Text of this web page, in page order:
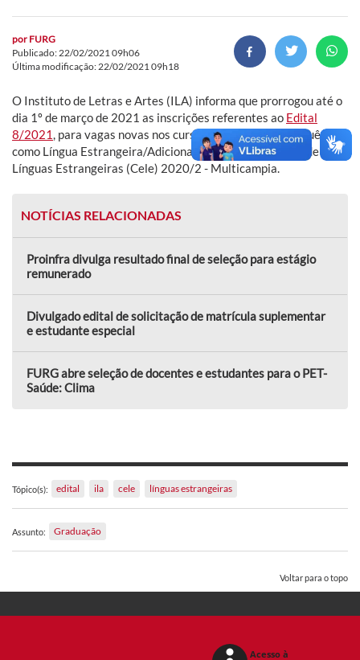
por FURG
Publicado: 22/02/2021 09h06
Última modificação: 22/02/2021 09h18
O Instituto de Letras e Artes (ILA) informa que prorrogou até o
dia 1º de março de 2021 as inscrições referentes ao Edital
8/2021 , para vagas novas nos cursos remotos de Português
como Língua Estrangeira/Adicional do Centro de Ensino de
Línguas Estrangeiras (Cele) 2020/2 - Multicampia.
NOTÍCIAS RELACIONADAS
Proinfra divulga resultado final de seleção para estágio
remunerado
Divulgado edital de solicitação de matrícula suplementar
e estudante especial
FURG abre seleção de docentes e estudantes para o PET-
Saúde: Clima
Tópico(s): edital ila cele línguas estrangeiras
Assunto: Graduação
Voltar para o topo